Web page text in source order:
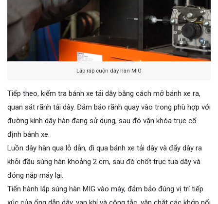
Lắp ráp cuộn dây hàn MIG
Tiếp theo, kiểm tra bánh xe tải dây bằng cách mở bánh xe ra,
quan sát rãnh tải dây. Đảm bảo rãnh quay vào trong phù hợp với
đường kính dây hàn đang sử dụng, sau đó vặn khóa trục cố
định bánh xe.
Luồn dây hàn qua lỗ dẫn, đi qua bánh xe tải dây và đẩy dây ra
khỏi đầu súng hàn khoảng 2 cm, sau đó chốt trục tua dây và
đóng nắp máy lại.
Tiến hành lắp súng hàn MIG vào máy, đảm bảo đúng vị trí tiếp